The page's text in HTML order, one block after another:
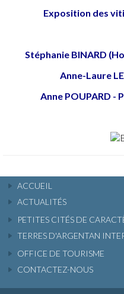
Exposition des
Stéphanie BINARD
Anne-Laure
Anne POUPARD -
ACCUEIL
ACTUALITÉS
PETITES CITÉS DE
TERRES D'ARGENTAN
OFFICE DE TOURISME
CONTACTEZ-NOUS